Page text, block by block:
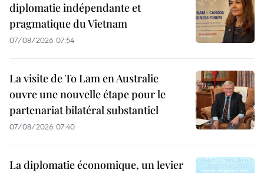
diplomatie indépendante et
pragmatique du Vietnam
07/08/2026 07:54
La visite de To Lam en Australie
ouvre une nouvelle étape pour le
partenariat bilatéral substantiel
07/08/2026 07:40
La diplomatie économique, un levier